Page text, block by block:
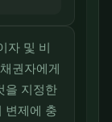
자 및 비
권자에게
을 지정한
변제에 충